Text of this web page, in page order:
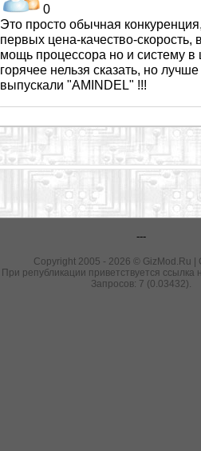
0
Это просто обычная
первых цена-качество-
мощь процессора но и систему
горячее нельзя сказать, но
выпускали "AMINDEL" !!!
---
Copyright 2005 - 2026 © GizMod.Ru |
При републикации приветствуется ссылка
Запросов: 7 (0.03432).